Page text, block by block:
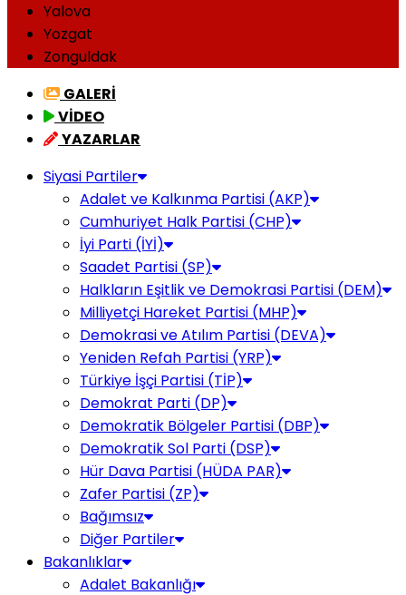
Yalova
Yozgat
Zonguldak
GALERİ
VİDEO
YAZARLAR
Siyasi Partiler
Adalet ve Kalkınma Partisi (AKP)
Cumhuriyet Halk Partisi (CHP)
İyi Parti (İYİ)
Saadet Partisi (SP)
Halkların Eşitlik ve Demokrasi Partisi (DEM)
Milliyetçi Hareket Partisi (MHP)
Demokrasi ve Atılım Partisi (DEVA)
Yeniden Refah Partisi (YRP)
Türkiye İşçi Partisi (TİP)
Demokrat Parti (DP)
Demokratik Bölgeler Partisi (DBP)
Demokratik Sol Parti (DSP)
Hür Dava Partisi (HÜDA PAR)
Zafer Partisi (ZP)
Bağımsız
Diğer Partiler
Bakanlıklar
Adalet Bakanlığı